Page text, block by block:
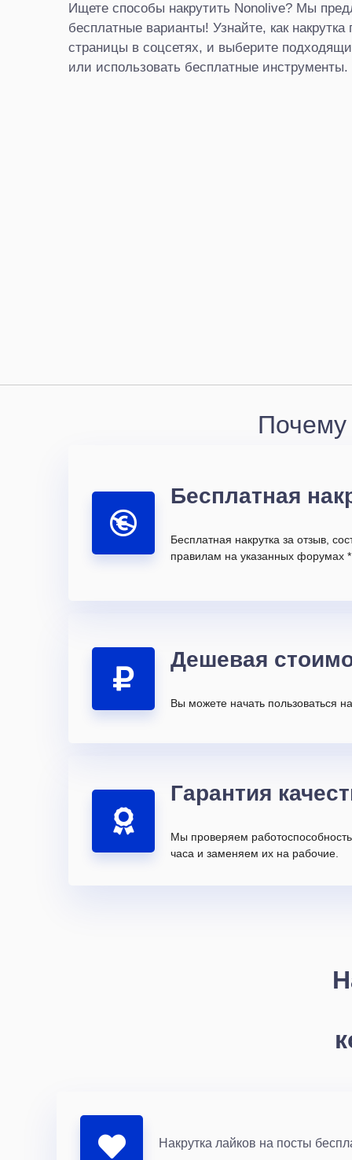
Ищете способы накрутить Nonolive? Мы
бесплатные варианты! Узнайте, как накрутка
страницы в соцсетях, и выберите
или использовать бесплатные инструменты.
Почему
Бесплатная
Бесплатная накрутка за отзыв,
правилам на указанных форумах *
Дешевая
Вы можете начать пользоваться
Гарантия
Мы проверяем
часа и заменяем их на рабочие.
Накрутка лайков на посты